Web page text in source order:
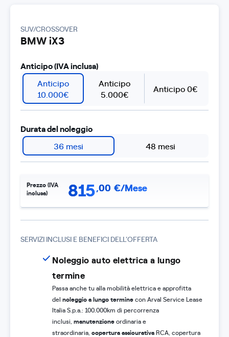
SUV/CROSSOVER
BMW iX3
Anticipo (IVA inclusa)
Anticipo
10.000€
Anticipo
5.000€
Anticipo 0€
Durata del noleggio
36 mesi
48 mesi
Prezzo (IVA
inclusa)
815,00 €/Mese
SERVIZI INCLUSI E BENEFICI DELL’OFFERTA
Noleggio auto elettrica a lungo
termine
Passa anche tu alla mobilità elettrica e approfitta
delnoleggio a lungo terminecon Arval Service Lease
Italia S.p.a.: 100.000km di percorrenza
inclusi,manutenzioneordinaria e
straordinaria,copertura assicurativaRCA, copertura